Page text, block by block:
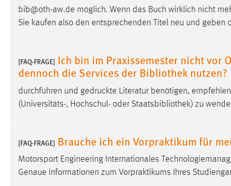
bib@oth-aw.de möglich. Wenn das Buch wirklich nicht
Sie kaufen also den entsprechenden Titel neu und geben
[FAQ-FRAGE] Ich bin im Praxissemester nicht vor
dennoch die Services der Bibliothek nutzen?
durchführen und gedruckte Literatur benötigen,
(Universitäts-, Hochschul- oder Staatsbibliothek) zu
[FAQ-FRAGE] Brauche ich ein Vorpraktikum für
Motorsport Engineering Internationales
Genaue Informationen zum Vorpraktikums Ihres